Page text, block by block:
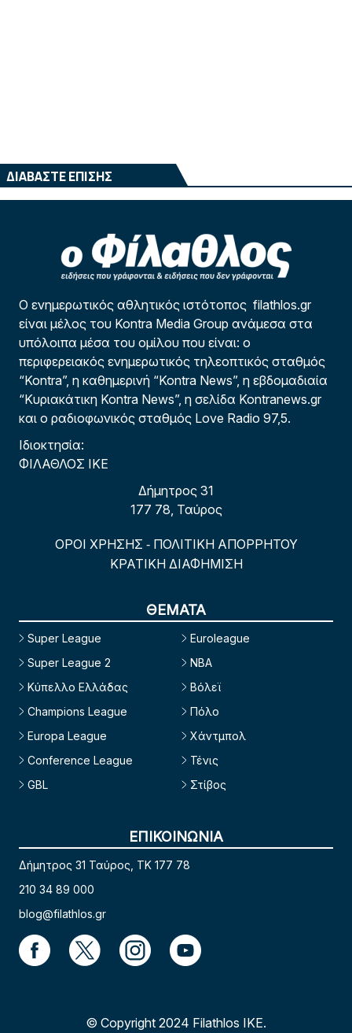
ΔΙΑΒΑΣΤΕ ΕΠΙΣΗΣ
Ο ενημερωτικός αθλητικός ιστότοπος filathlos.gr
είναι μέλος του Kontra Media Group ανάμεσα στα
υπόλοιπα μέσα του ομίλου που είναι: ο
περιφερειακός ενημερωτικός τηλεοπτικός σταθμός
“Kontra”, η καθημερινή “Kontra News”, η εβδομαδιαία
“Κυριακάτικη Kontra News”, η σελίδα Kontranews.gr
και ο ραδιοφωνικός σταθμός Love Radio 97,5.
Ιδιοκτησία:
ΦΙΛΑΘΛΟΣ ΙΚΕ
Δήμητρος 31
177 78, Ταύρος
ΟΡΟΙ ΧΡΗΣΗΣ - ΠΟΛΙΤΙΚΗ ΑΠΟΡΡΗΤΟΥ
ΚΡΑΤΙΚΗ ΔΙΑΦΗΜΙΣΗ
ΘΕΜΑΤΑ
Super League
Super League 2
Κύπελλο Ελλάδας
Champions League
Europa League
Conference League
GBL
Euroleague
NBA
Βόλεϊ
Πόλο
Χάντμπολ
Τένις
Στίβος
ΕΠΙΚΟΙΝΩΝΙΑ
Δήμητρος 31 Ταύρος, TK 177 78
210 34 89 000
blog@filathlos.gr
© Copyright 2024 Filathlos ΙΚΕ.